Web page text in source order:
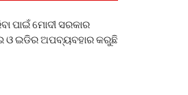
ପାଇଁ ମୋଦୀ ସରକାର
ଇଡିର ଅପବ୍ୟବହାର କରୁଛି